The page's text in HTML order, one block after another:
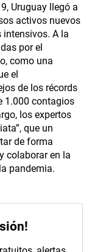
Uruguay llegó a
activos nuevos
intensivos. A la
por el
como una
el
de los récords
1.000 contagios
los expertos
que un
de forma
colaborar en la
pandemia.